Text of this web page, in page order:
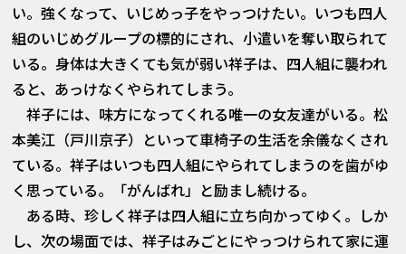
い。強くなって、いじめっ子をやっつけたい。いつも四人
組のいじめグループの標的にされ、小遣いを奪い取られて
いる。身体は大きくても気が弱い祥子は、四人組に襲われ
ると、あっけなくやられてしまう。
祥子には、味方になってくれる唯一の女友達がいる。松
本美江（戸川京子）といって車椅子の生活を余儀なくされ
ている。祥子はいつも四人組にやられてしまうのを歯がゆ
く思っている。「がんばれ」と励まし続ける。
ある時、珍しく祥子は四人組に立ち向かってゆく。しか
し、次の場面では、祥子はみごとにやっつけられて家に運